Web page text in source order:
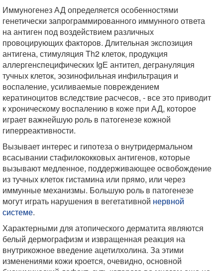
Иммуногенез АД определяется особенностями
генетически запрограммированного иммунного ответа
на антиген под воздействием различных
провоцирующих факторов. Длительная экспозиция
антигена, стимуляция Th2 клеток, продукция
аллергенспецифических IgЕ антител, дегрануляция
тучных клеток, эозинофильная инфильтрация и
воспаление, усиливаемые повреждением
кератиноцитов вследствие расчесов, - все это приводит
к хроническому воспалению в коже при АД, которое
играет важнейшую роль в патогенезе кожной
гиперреактивности.
Вызывает интерес и гипотеза о внутридермальном
всасывании стафилококковых антигенов, которые
вызывают медленное, поддерживающее освобождение
из тучных клеток гистамина или прямо, или через
иммунные механизмы. Большую роль в патогенезе
могут играть нарушения в вегетативной нервной
системе.
Характерными для атопического дерматита являются
белый дермографизм и извращенная реакция на
внутрикожное введение ацетилхолина. За этими
изменениями кожи кроется, очевидно, основной